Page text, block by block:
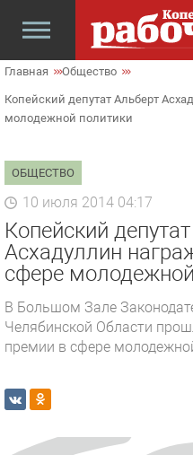
Главная Общество
Копейский депутат Альберт
молодежной политики
ОБЩЕСТВО
10 июля 2014 04:17
Копейский
Асхадуллин
сфере
В Большом Зале
Челябинской Области
премии в сфере